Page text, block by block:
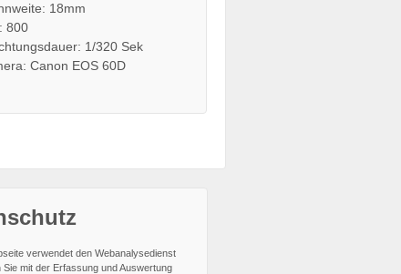
18mm
800
1/320 Sek
Canon EOS 60D
verwendet den Webanalysedienst
Sie mit der Erfassung und Auswertung